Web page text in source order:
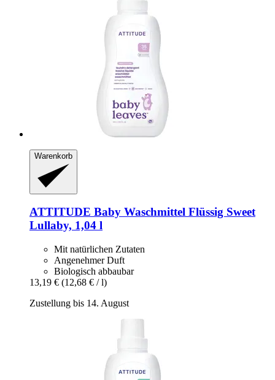
Warenkorb
ATTITUDE Baby Waschmittel Flüssig Sweet
Lullaby, 1,04 l
Mit natürlichen Zutaten
Angenehmer Duft
Biologisch abbaubar
13,19 € (12,68 € / l)
Zustellung bis 14. August